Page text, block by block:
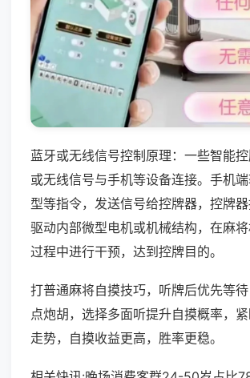
蓝牙或无线信号控制原理：一些智能
或无线信号与手机等设备连接。手机
型等指令，发送信号给控牌器，控牌
驱动内部微型电机或机械结构，在麻
过程中进行干预，达到控牌目的。
打普通麻将自摸技巧，听牌后优先等
点炮胡，选择多面听提升自摸概率，
走势，自摸收益更高，胜率更稳。